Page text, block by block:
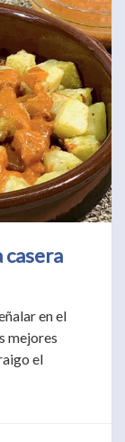
casera
en el
mejores
el